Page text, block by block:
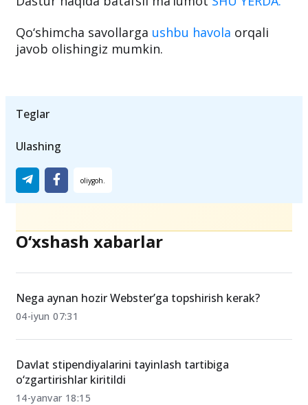
Dastur haqida batafsil ma’lumot
Ulashing
O‘xshash xabarlar
Nega aynan hozir Webster’ga topshirish kerak?
04-iyun 07:31